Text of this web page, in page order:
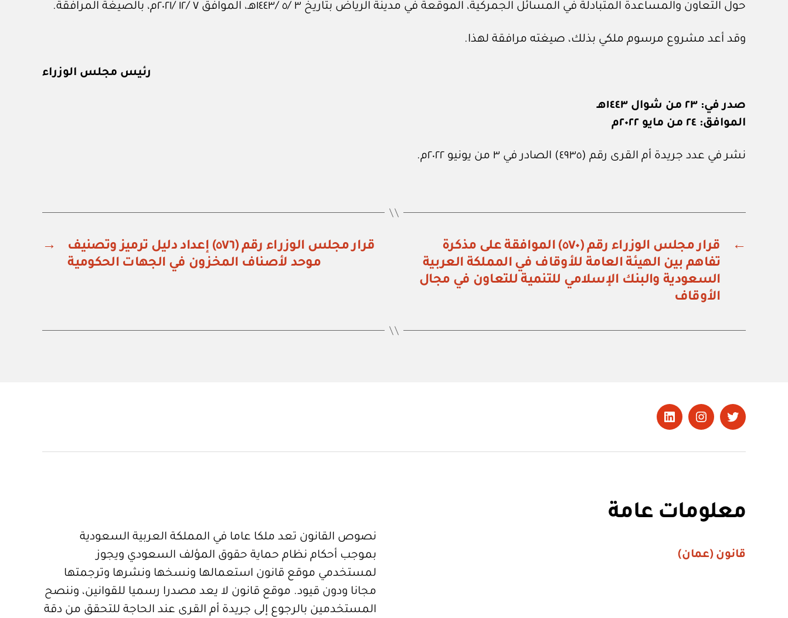
حول التعاون والمساعدة المتبادلة في المسائل الجمركية، الموقعة في مدينة الرياض بتاريخ ٣ /٥ /١٤٤٣هـ، الموافق ٧ /١٢ /٢٠٢١م، بالصيغة المرافقة.
وقد أعد مشروع مرسوم ملكي بذلك، صيغته مرافقة لهذا.
رئيس مجلس الوزراء
صدر في: ٢٣ من شوال ١٤٤٣هـ
الموافق: ٢٤ من مايو ٢٠٢٢م
نشر في عدد جريدة أم القرى رقم (٤٩٣٥) الصادر في ٣ من يونيو ٢٠٢٢م.
←
قرار مجلس الوزراء رقم (٥٧٠) الموافقة على مذكرة
تفاهم بين الهيئة العامة للأوقاف في المملكة العربية
السعودية والبنك الإسلامي للتنمية للتعاون في مجال
الأوقاف
→
قرار مجلس الوزراء رقم (٥٧٦) إعداد دليل ترميز وتصنيف
موحد لأصناف المخزون في الجهات الحكومية
تويتر Instagram
LinkedIn
معلومات عامة
قانون (عمان)
نصوص القانون تعد ملكا عاما في المملكة العربية السعودية
بموجب أحكام نظام حماية حقوق المؤلف السعودي ويجوز
لمستخدمي موقع قانون استعمالها ونسخها ونشرها وترجمتها
مجانا ودون قيود. موقع قانون لا يعد مصدرا رسميا للقوانين، وننصح
المستخدمين بالرجوع إلى جريدة أم القرى عند الحاجة للتحقق من دقة